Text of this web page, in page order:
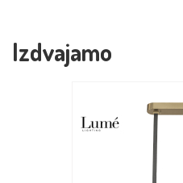
Izdvajamo